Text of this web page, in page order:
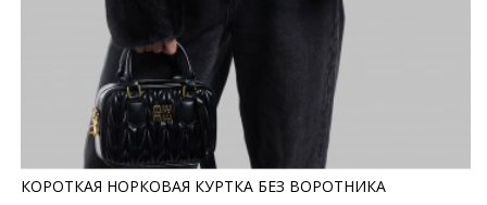
КОРОТКАЯ НОРКОВАЯ КУРТКА БЕЗ ВОРОТНИКА